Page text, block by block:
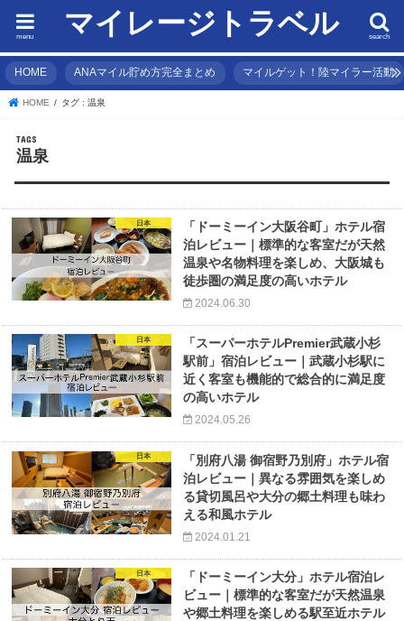
マイレージトラベル search
menu
HOME ANAマイル貯め方完全まとめ マイルゲット！陸マイラー活動
HOME タグ : 温泉
温泉
日本
「ドーミーイン大阪谷町」ホテル宿
泊レビュー｜標準的な客室だが天然
温泉や名物料理を楽しめ、大阪城も
徒歩圏の満足度の高いホテル
2024.06.30
日本
「スーパーホテルPremier武蔵小杉
駅前」宿泊レビュー｜武蔵小杉駅に
近く客室も機能的で総合的に満足度
の高いホテル
2024.05.26
日本
「別府八湯 御宿野乃別府」ホテル宿
泊レビュー｜異なる雰囲気を楽しめ
る貸切風呂や大分の郷土料理も味わ
える和風ホテル
2024.01.21
日本
「ドーミーイン大分」ホテル宿泊レ
ビュー｜標準的な客室だが天然温泉
や郷土料理を楽しめる駅至近ホテル